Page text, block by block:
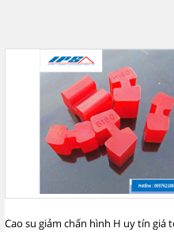
Cao su giảm chấn hình H uy tín giá